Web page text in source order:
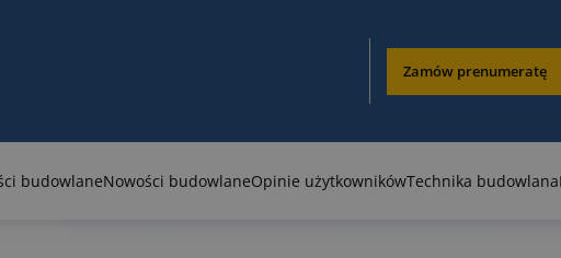
Zamów prenumeratę
budowlaneNowości budowlaneOpinie użytkownikówTechnika budowlana